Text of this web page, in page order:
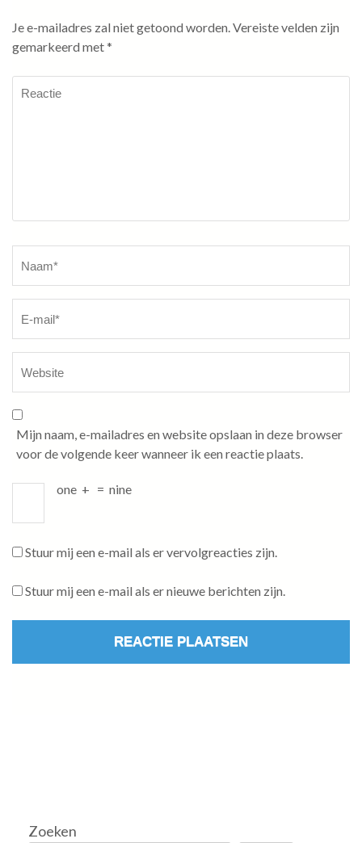
Je e-mailadres zal niet getoond worden.Vereiste velden zijn
gemarkeerd met*
Mijn naam, e-mailadres en website opslaan in deze browser
voor de volgende keer wanneer ik een reactie plaats.
one + = nine
Stuur mij een e-mail als er vervolgreacties zijn.
Stuur mij een e-mail als er nieuwe berichten zijn.
Zoeken